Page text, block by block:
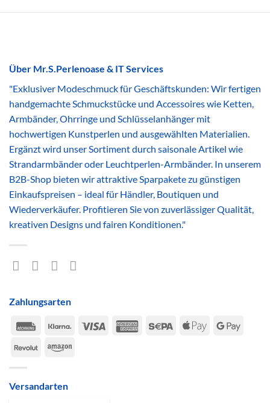
mehrere
Optionen
auf
der
Produktseite
werden
mehrere
auf
der
Produktseite
werden
Über Mr.S.Perlenoase & IT Services
"Exklusiver Modeschmuck für Geschäftskunden: Wir fertigen
handgemachte Schmuckstücke und Accessoires wie Ketten,
Armbänder, Ohrringe und Schlüsselanhänger mit
hochwertigen Kunstperlen und ausgewählten Materialien.
Ergänzt wird unser Sortiment durch saisonale Artikel wie
Strandarmbänder oder Leuchtperlen-Armbänder. In unserem
B2B-Shop bieten wir attraktive Sparpakete zu günstigen
Einkaufspreisen – ideal für Händler, Boutiquen und
Wiederverkäufer. Profitieren Sie von zuverlässiger Qualität,
kreativen Designs und fairen Konditionen."
Zahlungsarten
Rechung
Klarna Visa
American Sepa
Apple
Google
RevolutAmazon
Versandarten